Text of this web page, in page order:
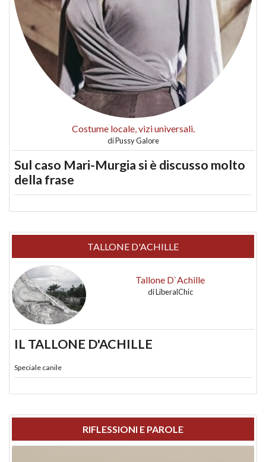
Costume locale, vizi universali.
diPussy Galore
Sul caso Mari-Murgia si è discusso molto
della frase
TALLONE D'ACHILLE
Tallone D`Achille
diLiberalChic
IL TALLONE D'ACHILLE
Speciale canile
RIFLESSIONI E PAROLE